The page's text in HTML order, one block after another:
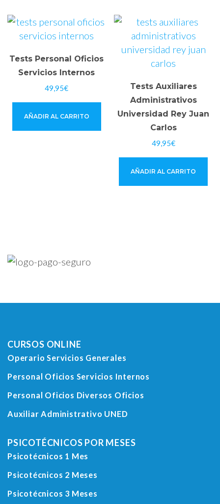
Tests Personal Oficios
Servicios Internos
49,95€
AÑADIR AL CARRITO
Tests Auxiliares
Administrativos
Universidad Rey Juan
Carlos
49,95€
AÑADIR AL CARRITO
CURSOS ONLINE
Operario Servicios Generales
Personal Oficios Servicios Internos
Personal Oficios Diversos Oficios
Auxiliar Administrativo UNED
PSICOTÉCNICOS POR MESES
Psicotécnicos 1 Mes
Psicotécnicos 2 Meses
Psicotécnicos 3 Meses